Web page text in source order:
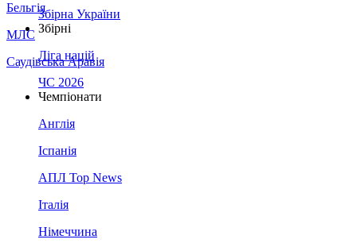
Бельгія
МЛС
Саудівська Аравія
Збірна України
Збірні
Ліга націй
ЧС 2026
Чемпіонати
Англія
Іспанія
АПЛ Top News
Італія
Німеччина